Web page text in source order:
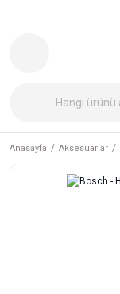
Anasayfa Aksesuarlar